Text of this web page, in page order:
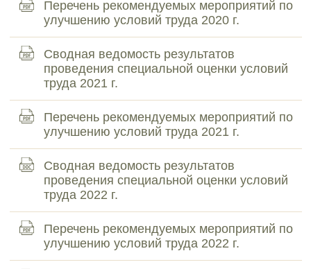
Перечень рекомендуемых мероприятий по
улучшению условий труда 2020 г.
Сводная ведомость результатов
проведения специальной оценки условий
труда 2021 г.
Перечень рекомендуемых мероприятий по
улучшению условий труда 2021 г.
Сводная ведомость результатов
проведения специальной оценки условий
труда 2022 г.
Перечень рекомендуемых мероприятий по
улучшению условий труда 2022 г.